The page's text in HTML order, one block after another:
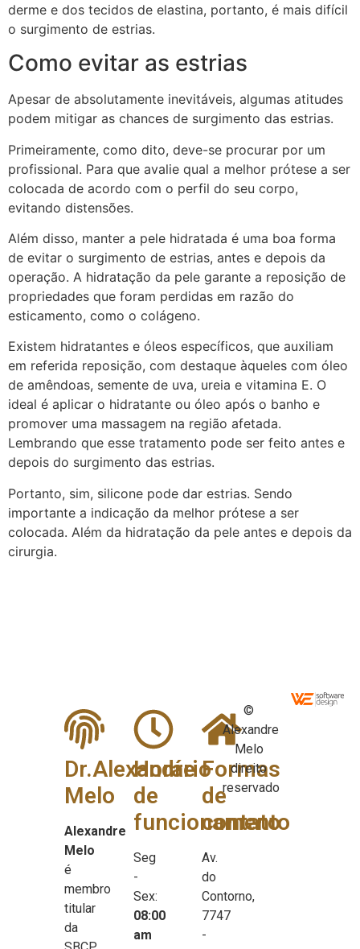
derme e dos tecidos de elastina, portanto, é mais difícil
o surgimento de estrias.
Como evitar as estrias
Apesar de absolutamente inevitáveis, algumas atitudes
podem mitigar as chances de surgimento das estrias.
Primeiramente, como dito, deve-se procurar por um
profissional. Para que avalie qual a melhor prótese a ser
colocada de acordo com o perfil do seu corpo,
evitando distensões.
Além disso, manter a pele hidratada é uma boa forma
de evitar o surgimento de estrias, antes e depois da
operação. A hidratação da pele garante a reposição de
propriedades que foram perdidas em razão do
esticamento, como o colágeno.
Existem hidratantes e óleos específicos, que auxiliam
em referida reposição, com destaque àqueles com óleo
de amêndoas, semente de uva, ureia e vitamina E. O
ideal é aplicar o hidratante ou óleo após o banho e
promover uma massagem na região afetada.
Lembrando que esse tratamento pode ser feito antes e
depois do surgimento das estrias.
Portanto, sim, silicone pode dar estrias. Sendo
importante a indicação da melhor prótese a ser
colocada. Além da hidratação da pele antes e depois da
cirurgia.
Dr.Alexandre
Melo
Alexandre
Melo
é
membro
titular
da
Horário
de
funcionamento
Seg
-
Sex:
08:00
am
Formas
de
contato
Av.
do
Contorno,
7747
-
©
Alexandre
Melo
direito
reservado